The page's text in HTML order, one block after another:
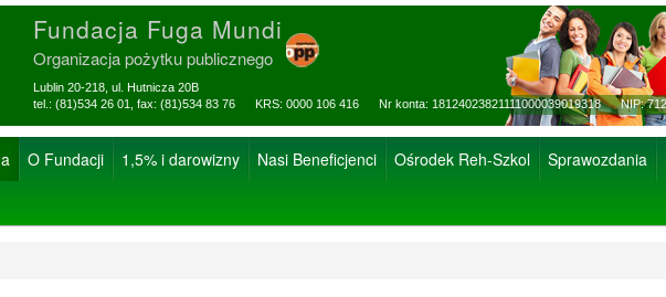
Fundacja Fuga Mundi
Organizacja pożytku publicznego
Lublin 20-218, ul. Hutnicza 20B
tel.: (81)534 26 01, fax: (81)534 83 76 KRS: 0000 106 416 Nr konta: 18124023821111000039019318 NIP:
O Fundacji 1,5% i darowizny Nasi Beneficjenci Ośrodek Reh-Szkol Sprawozdania